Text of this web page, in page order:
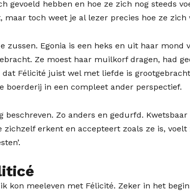
hebben en hoe ze zich nog steeds
toch weet je al lezer precies hoe ze zich
Egonia is een heks en uit haar
Ze moest haar muilkorf dragen, had
Félicité juist wel met liefde is
boerderij in een compleet ander perspectief.
Zo anders en gedurfd.
erkent en accepteert zoals ze is,
meeleven met Félicité. Zeker in het